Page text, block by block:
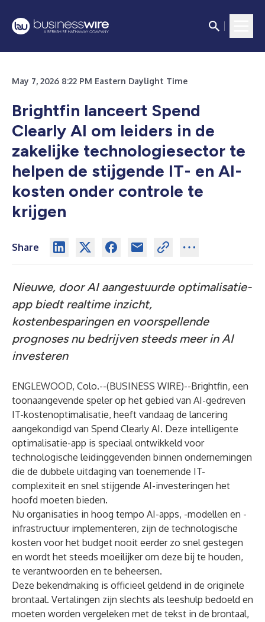
May 7, 2026 8:22 PM Eastern Daylight Time
Brightfin lanceert Spend
Clearly AI om leiders in de
zakelijke technologiesector te
helpen de stijgende IT- en AI-
kosten onder controle te
krijgen
Share
Nieuwe, door AI aangestuurde optimalisatie-
app biedt realtime inzicht,
kostenbesparingen en voorspellende
prognoses nu bedrijven steeds meer in AI
investeren
ENGLEWOOD, Colo.--(BUSINESS WIRE)--Brightfin, een
toonaangevende speler op het gebied van AI-gedreven
IT-kostenoptimalisatie, heeft vandaag de lancering
aangekondigd van Spend Clearly AI. Deze intelligente
optimalisatie-app is speciaal ontwikkeld voor
technologische leidinggevenden binnen ondernemingen
die de dubbele uitdaging van toenemende IT-
complexiteit en snel stijgende AI-investeringen het
hoofd moeten bieden.
Nu organisaties in hoog tempo AI-apps, -modellen en -
infrastructuur implementeren, zijn de technologische
kosten voor het budget nooit eerder zo snel gestegen
en wordt het steeds moeilijker om deze bij te houden,
te verantwoorden en te beheersen.
Deze bekendmaking is officieel geldend in de originele
brontaal. Vertalingen zijn slechts als leeshulp bedoeld en
moeten worden vergeleken met de tekst in de brontaal,